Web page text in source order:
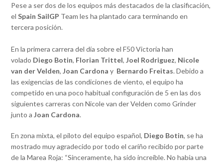
Pese a ser dos de los equipos más destacados de la clasificación,
elSpain SailGP Team les ha plantado cara terminando en
tercera posición.
En la primera carrera del día sobre el F50 Victoria han
volado Diego Botin, Florian Trittel,Joel Rodriguez, Nicole
van der Velden,Joan Cardonay Bernardo Freitas. Debido a
las exigencias de las condiciones de viento, el equipo ha
competido en una poco habitual configuración de 5 en las dos
siguientes carreras con Nicole van der Velden como Grinder
junto aJoan Cardona.
En zona mixta, el piloto del equipo español, Diego Botin, se ha
mostrado muy agradecido por todo el cariño recibido por parte
de la Marea Roja: “Sinceramente, ha sido increíble. No había una